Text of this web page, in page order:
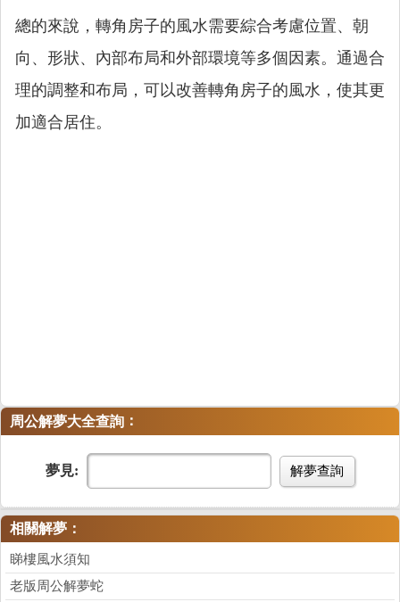
總的來說，轉角房子的風水需要綜合考慮位置、朝
向、形狀、內部布局和外部環境等多個因素。通過合
理的調整和布局，可以改善轉角房子的風水，使其更
加適合居住。
周公解夢大全查詢 ：
夢見: 解夢查詢
相關解夢：
睇樓風水須知
老版周公解夢蛇